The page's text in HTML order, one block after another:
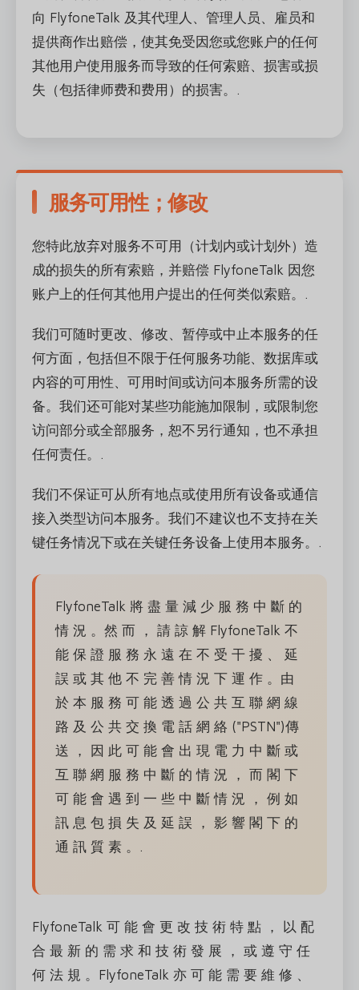
向 FlyfoneTalk 及其代理人、管理人员、雇员和
提供商作出赔偿，使其免受因您或您账户的任何
其他用户使用服务而导致的任何索赔、损害或损
失（包括律师费和费用）的损害。.
服务可用性；修改
您特此放弃对服务不可用（计划内或计划外）造
成的损失的所有索赔，并赔偿 FlyfoneTalk 因您
账户上的任何其他用户提出的任何类似索赔。.
我们可随时更改、修改、暂停或中止本服务的任
何方面，包括但不限于任何服务功能、数据库或
内容的可用性、可用时间或访问本服务所需的设
备。我们还可能对某些功能施加限制，或限制您
访问部分或全部服务，恕不另行通知，也不承担
任何责任。.
我们不保证可从所有地点或使用所有设备或通信
接入类型访问本服务。我们不建议也不支持在关
键任务情况下或在关键任务设备上使用本服务。.
FlyfoneTalk 將 盡 量 減 少 服 務 中 斷 的
情 況 。然 而 ， 請 諒 解 FlyfoneTalk 不
能 保 證 服 務 永 遠 在 不 受 干 擾 、 延
誤 或 其 他 不 完 善 情 況 下 運 作 。由
於 本 服 務 可 能 透 過 公 共 互 聯 網 線
路 及 公 共 交 換 電 話 網 絡 ("PSTN")傳
送 ， 因 此 可 能 會 出 現 電 力 中 斷 或
互 聯 網 服 務 中 斷 的 情 況 ， 而 閣 下
可 能 會 遇 到 一 些 中 斷 情 況 ， 例 如
訊 息 包 損 失 及 延 誤 ， 影 響 閣 下 的
通 訊 質 素 。.
FlyfoneTalk 可 能 會 更 改 技 術 特 點 ， 以 配
合 最 新 的 需 求 和 技 術 發 展 ， 或 遵 守 任
何 法 規 。FlyfoneTalk 亦 可 能 需 要 維 修 、